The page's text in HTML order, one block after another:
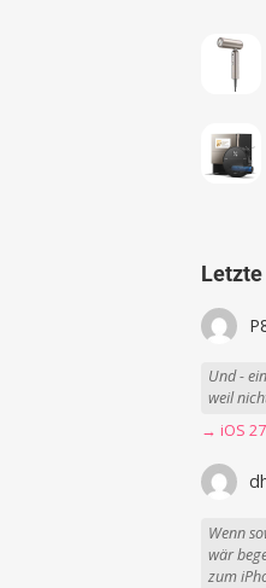
Und -
weil
Wenn
wär
zum